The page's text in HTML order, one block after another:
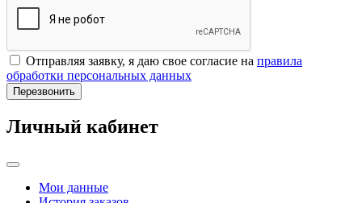
Отправляя заявку, я даю свое согласие на правила
обработки персональных данных
Перезвонить
Личный кабинет
Мои данные